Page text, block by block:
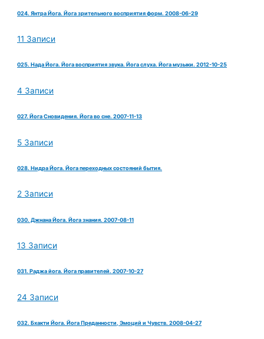
024. Янтра Йога. Йога зрительного восприятия форм. 2008-06-29
11 Записи
025. Нада Йога. Йога восприятия звука. Йога слуха. Йога музыки. 2012-10-25
4 Записи
027. Йога Сновидения. Йога во сне. 2007-11-13
5 Записи
028. Нидра Йога. Йога переходных состояний бытия.
2 Записи
030. Джнана Йога. Йога знания. 2007-08-11
13 Записи
031. Раджа йога. Йога правителей. 2007-10-27
24 Записи
032. Бхакти Йога. Йога Преданности, Эмоций и Чувств. 2008-04-27